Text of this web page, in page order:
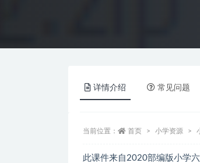
详情介绍 常见问题
当前位置： 首页 小学资源
此课件来自2020部编版小学